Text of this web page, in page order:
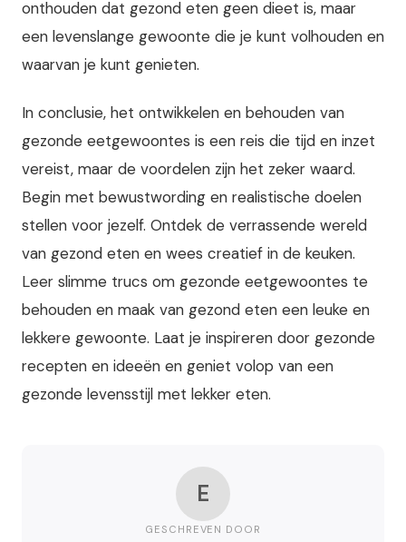
onthouden dat gezond eten geen dieet is, maar
een levenslange gewoonte die je kunt volhouden en
waarvan je kunt genieten.
In conclusie, het ontwikkelen en behouden van
gezonde eetgewoontes is een reis die tijd en inzet
vereist, maar de voordelen zijn het zeker waard.
Begin met bewustwording en realistische doelen
stellen voor jezelf. Ontdek de verrassende wereld
van gezond eten en wees creatief in de keuken.
Leer slimme trucs om gezonde eetgewoontes te
behouden en maak van gezond eten een leuke en
lekkere gewoonte. Laat je inspireren door gezonde
recepten en ideeën en geniet volop van een
gezonde levensstijl met lekker eten.
E
GESCHREVEN DOOR